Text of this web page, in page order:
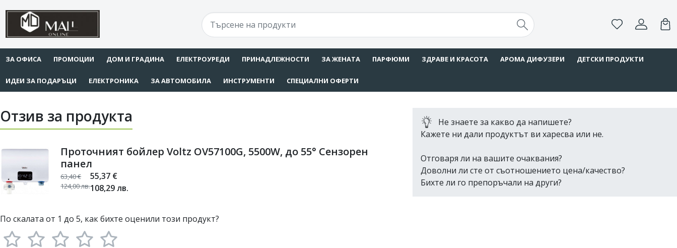
ЗА ОФИСА ПРОМОЦИИ ДОМ И ГРАДИНА ЕЛЕКТРОУРЕДИ ПРИНАДЛЕЖНОСТИ ЗА ЖЕНАТА ПАРФЮМИ ЗДРАВЕ И КРАСОТА АРОМА ДИФУЗЕРИ ДЕТСКИ ПРОДУКТИ
ИДЕИ ЗА ПОДАРЪЦИ ЕЛЕКТРОНИКА ЗА АВТОМОБИЛА ИНСТРУМЕНТИ СПЕЦИАЛНИ ОФЕРТИ
Отзив за продукта
Проточният бойлер Voltz OV57100G, 5500W, до 55° Сензорен
панел
55,37 €
108,29лв.
63,40€
124,00лв.
По скалата от 1 до 5, как бихте оценили този продукт?
Не знаете за какво да напишете?
Кажете ни дали продуктът ви харесва или не.
Отговаря ли на вашите очаквания?
Доволни ли сте от съотношението цена/качество?
Бихте ли го препоръчали на други?